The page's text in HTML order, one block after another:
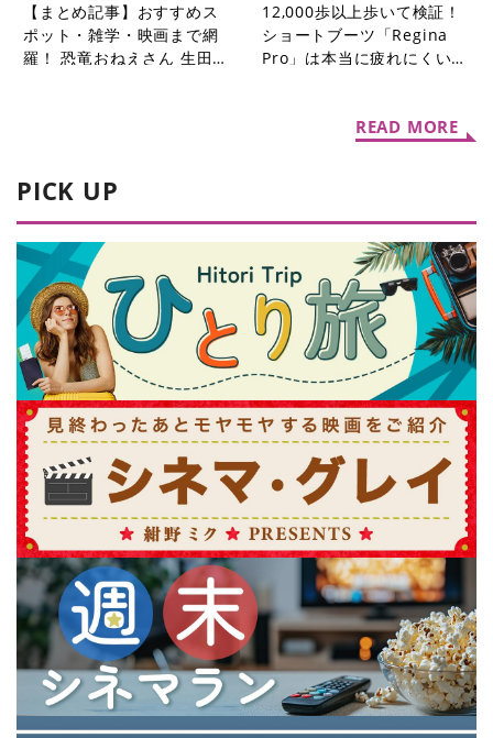
【まとめ記事】おすすめス
ポット・雑学・映画まで網
羅！ 恐竜おねえさん 生田晴
12,000歩以上歩いて検証！
ショートブーツ「Regina
Pro」は本当に疲れにくいの
READ MORE
PICK UP